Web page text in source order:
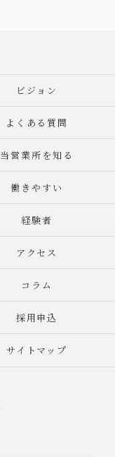
ビジョン
よくある質問
当営業所を知る
働きやすい
経験者
アクセス
コラム
採用申込
サイトマップ